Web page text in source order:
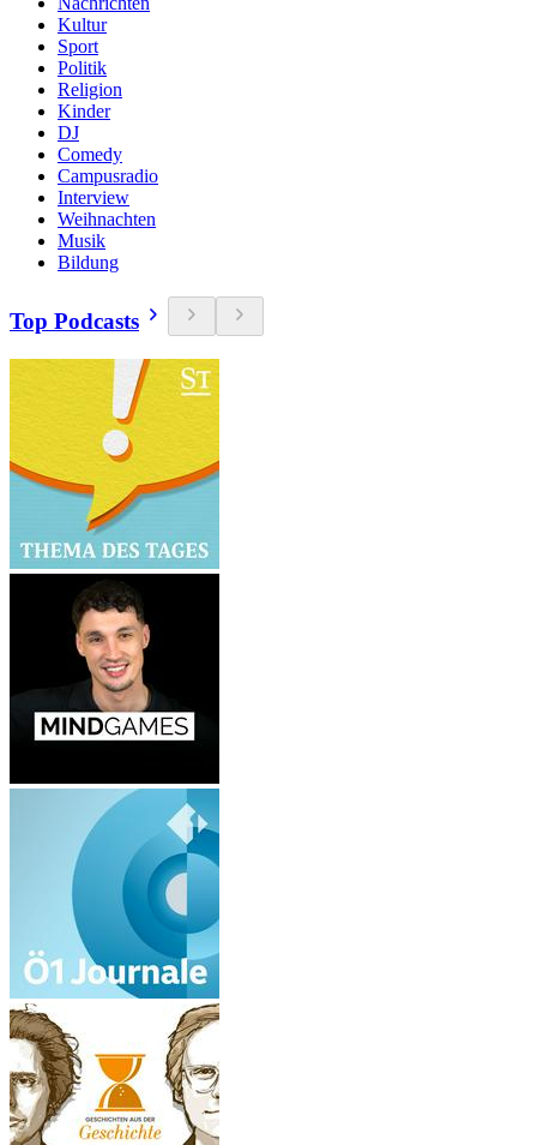
Kultur
Sport
Politik
Religion
Kinder
DJ
Comedy
Campusradio
Interview
Weihnachten
Musik
Bildung
Top Podcasts